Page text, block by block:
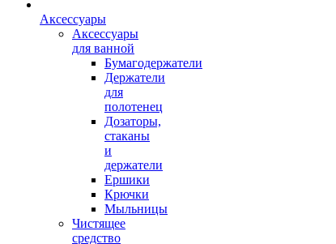
Аксессуары
Аксессуары
для ванной
Бумагодержатели
Держатели
для
полотенец
Дозаторы,
стаканы
и
держатели
Ершики
Крючки
Мыльницы
Чистящее
средство